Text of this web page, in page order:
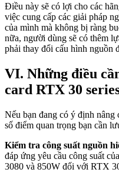
Điều này sẽ có lợi cho các
việc cung cấp các giải pháp
của mình mà không bị ràng
nữa, người dùng sẽ có thêm
phải thay đổi cấu hình nguồn
VI. Những điều
card RTX 30
Nếu bạn đang có ý định nâng
số điểm quan trọng bạn cần
Kiểm tra công suất nguồn
đáp ứng yêu cầu công suất
3080 và 850W đối với RTX